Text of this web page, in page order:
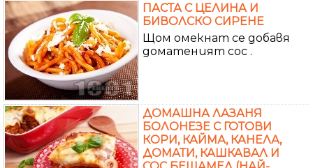
ПАСТА С ЦЕЛИНА И
БИВОЛСКО СИРЕНЕ
Щом омекнат се добавя
доматеният сос .
ДОМАШНА ЛАЗАНЯ
БОЛОНЕЗЕ С ГОТОВИ
КОРИ, КАЙМА, КАНЕЛА,
ДОМАТИ, КАШКАВАЛ И